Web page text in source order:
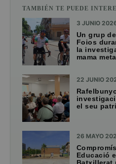
TAMBIÉN TE PUEDE
3 JUNIO
Un grup
Foios
la
mama
22 JUNIO
el seu
26 MAYO
Educació